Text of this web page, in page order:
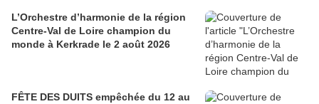
L’Orchestre d’harmonie de la région
Centre-Val de Loire champion du
monde à Kerkrade le 2 août 2026
FÊTE DES DUITS empêchée du 12 au